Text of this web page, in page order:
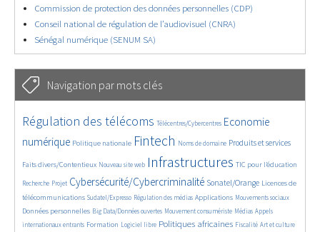
Commission de protection des données personnelles (CDP)
Conseil national de régulation de l’audiovisuel (CNRA)
Sénégal numérique (SENUM SA)
Navigation par mots clés
4629/5559
Régulation des télécoms
362/5559 Télécentres/Cybercentres
3737/5559
Economie
numérique
1862/5559 Politique nationale
5164/5559 Fintech
676/5559 Noms de domaine
2446/5559 Produits et services
1596/5559
Faits divers/Contentieux Nouveau site web Infrastructures TIC pour l’éducation
Recherche
247/5559Projet
3538/5559 Cybersécurité/Cybercriminalité
2303/5559 Sonatel/Orange
1613/5559
Licences de
télécommunications
299/5559 Sudatel/Expresso
1015/5559 Régulation des médias
1512/5559 Applications
1131/5559 Mouvements sociaux
1664/5559
Données personnelles
146/5559 Big Data/Données ouvertes
620/5559 Mouvement consumériste
366/5559 Médias
721/5559
Appels
internationaux entrants
1749/5559 Formation
94/5559 Logiciel libre
2615/5559 Politiques africaines
1103/5559 Fiscalité
175/5559 Art et culture
647/5559